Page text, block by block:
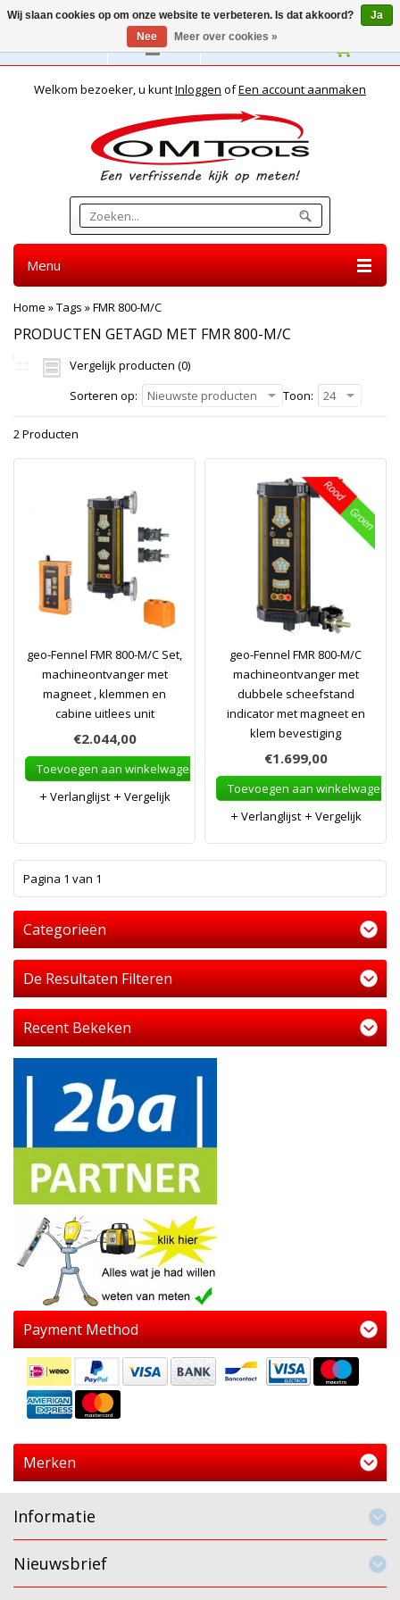
Nederlands
Welkom bezoeker, u kuntInloggen ofEen account aanmaken
Menu
Home »Tags »FMR 800-M/C
PRODUCTEN GETAGD MET FMR 800-M/C
Vergelijk producten (0)
Sorteren op:
Nieuwste producten Toon: 24
2 Producten
geo-Fennel FMR 800-M/C Set,
machineontvanger met
magneet , klemmen en
cabine uitlees unit
€2.044,00
Toevoegen aan winkelwagen
Verlanglijst
Vergelijk
geo-Fennel FMR 800-M/C
machineontvanger met
dubbele scheefstand
indicator met magneet en
klem bevestiging
€1.699,00
Toevoegen aan winkelwagen
Verlanglijst
Vergelijk
Pagina 1 van 1
Categorieën
De Resultaten Filteren
Recent Bekeken
Payment Method
Merken
Informatie
Nieuwsbrief
Wij slaan cookies op om onze website te verbeteren. Is dat akkoord?
Ja
Nee
Meer over cookies »